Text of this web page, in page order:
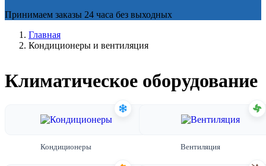
Принимаем заказы 24 часа без выходных
Главная
Кондиционеры и вентиляция
Климатическое оборудование
Кондиционеры Вентиляция